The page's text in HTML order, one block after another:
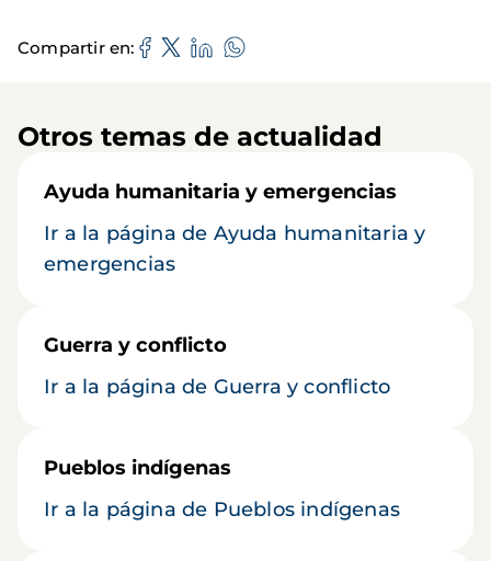
Compartir en
Otros temas de actualidad
Ayuda humanitaria y emergencias
Ir a la página de Ayuda humanitaria y
emergencias
Guerra y conflicto
Ir a la página de Guerra y conflicto
Pueblos indígenas
Ir a la página de Pueblos indígenas